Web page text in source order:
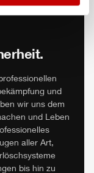
und
wir uns dem
und Leben
aller Art,
bis hin zu